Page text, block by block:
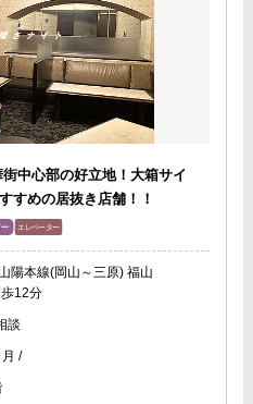
中心部の好立地！大箱サイ
すめの居抜き店舗！！
陽本線(岡山～三原) 福山
12分
談
/